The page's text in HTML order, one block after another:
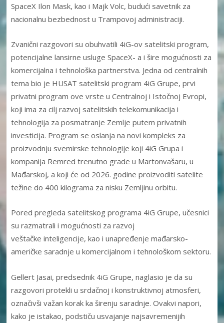
SpaceX Ilon Mask, kao i Majk Volc, budući savetnik za
nacionalnu bezbednost u Trampovoj administraciji.
Zvanični razgovori su obuhvatili 4iG-ov satelitski program,
potencijalne lansirne usluge SpaceX- a i šire mogućnosti za
komercijalna i tehnološka partnerstva. Jedna od centralnih
tema bio je HUSAT satelitski program 4iG Grupe, prvi
privatni program ove vrste u Centralnoj i Istočnoj Evropi,
koji ima za cilj razvoj satelitskih telekomunikacija i
tehnologija za posmatranje Zemlje putem privatnih
investicija. Program se oslanja na novi kompleks za
proizvodnju svemirske tehnologije koji 4iG Grupa i
kompanija Remred trenutno grade u Martonvašaru, u
Mađarskoj, a koji će od 2026. godine proizvoditi satelite
težine do 400 kilograma za nisku Zemljinu orbitu.
Pored pregleda satelitskog programa 4iG Grupe, učesnici
su razmatrali i mogućnosti za razvoj
veštačke inteligencije, kao i unapređenje mađarsko-
američke saradnje u komercijalnom i tehnološkom sektoru.
Gellert Jasai, predsednik 4iG Grupe, naglasio je da su
razgovori protekli u srdačnoj i konstruktivnoj atmosferi,
označivši važan korak ka širenju saradnje. Ovakvi napori,
kako je istakao, podstiču usvajanje najsavremenijih